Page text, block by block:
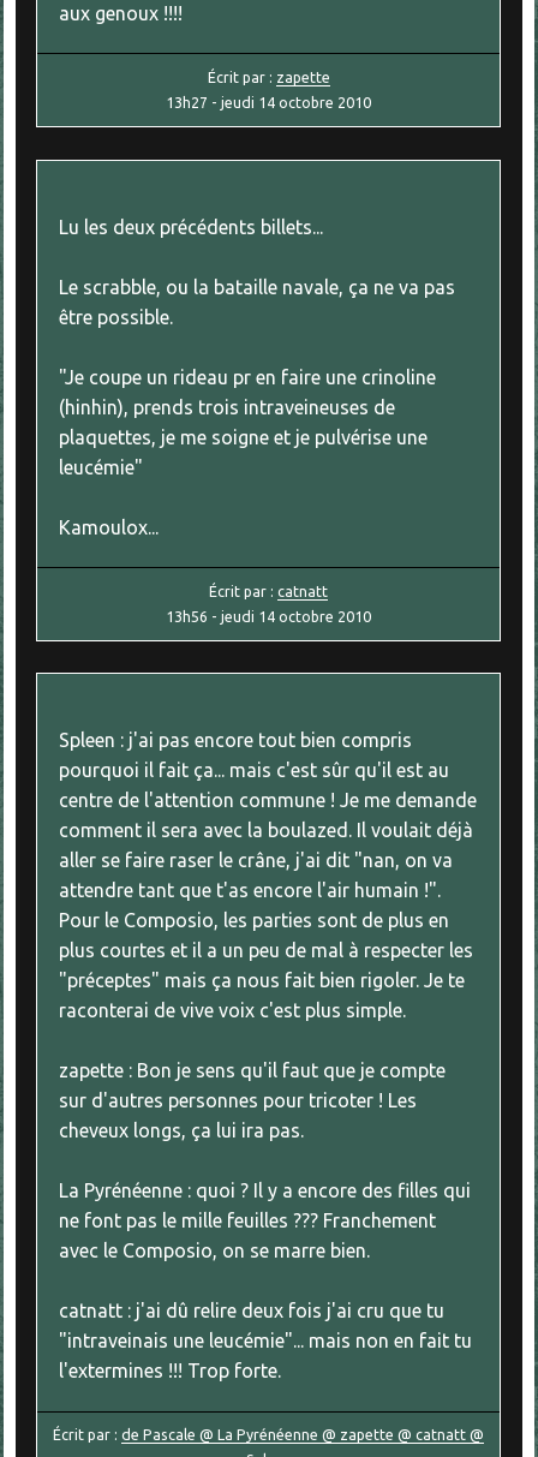
aux genoux !!!!
Écrit par : zapette
13h27 -jeudi 14 octobre 2010
Lu les deux précédents billets...
Le scrabble, ou la bataille navale, ça ne va pas
être possible.
"Je coupe un rideau pr en faire une crinoline
(hinhin), prends trois intraveineuses de
plaquettes, je me soigne et je pulvérise une
leucémie"
Kamoulox...
Écrit par :catnatt
13h56 -jeudi 14 octobre 2010
Spleen : j'ai pas encore tout bien compris
pourquoi il fait ça... mais c'est sûr qu'il est au
centre de l'attention commune ! Je me demande
comment il sera avec la boulazed. Il voulait déjà
aller se faire raser le crâne, j'ai dit "nan, on va
attendre tant que t'as encore l'air humain !".
Pour le Composio, les parties sont de plus en
plus courtes et il a un peu de mal à respecter les
"préceptes" mais ça nous fait bien rigoler. Je te
raconterai de vive voix c'est plus simple.
zapette : Bon je sens qu'il faut que je compte
sur d'autres personnes pour tricoter ! Les
cheveux longs, ça lui ira pas.
La Pyrénéenne : quoi ? Il y a encore des filles qui
ne font pas le mille feuilles ??? Franchement
avec le Composio, on se marre bien.
catnatt : j'ai dû relire deux fois j'ai cru que tu
"intraveinais une leucémie"... mais non en fait tu
l'extermines !!! Trop forte.
Écrit par :de Pascale @ La Pyrénéenne @ zapette @ catnatt @